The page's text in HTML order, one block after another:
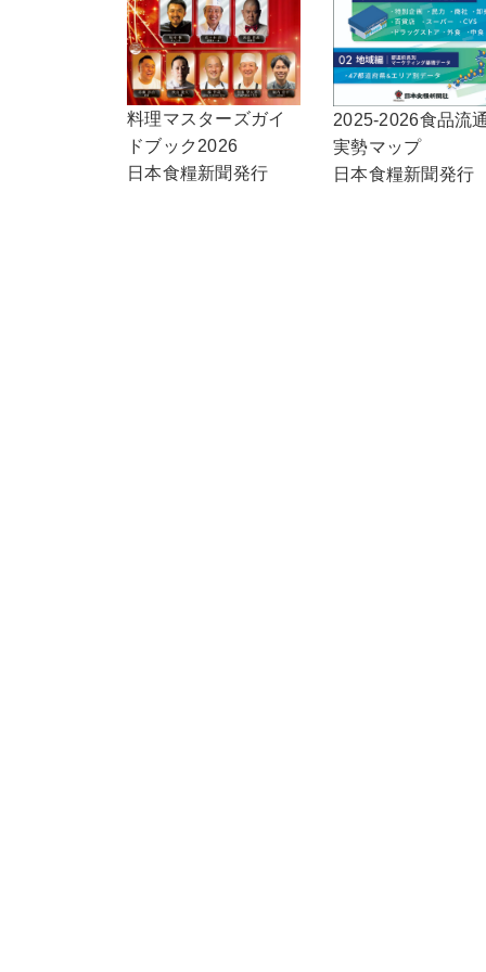
料理マスターズガイ
ドブック2026
日本食糧新聞発行
2025-2026食品流
実勢マップ
日本食糧新聞発行